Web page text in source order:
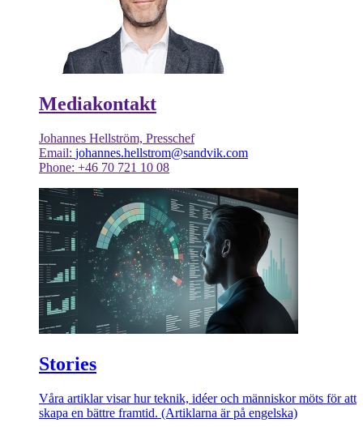
Mediakontakt
Johannes Hellström, Presschef
Email: johannes.hellstrom@sandvik.com
Phone: +46 70 721 10 08
Stories
Våra artiklar visar hur teknik, idéer och människor möts för att
skapa en bättre framtid. (Artiklarna är på engelska)